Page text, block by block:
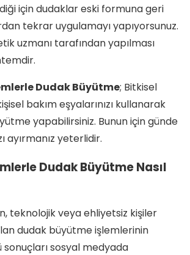
için dudaklar eski formuna geri
tekrar uygulamayı yapıyorsunuz.
uzmanı tarafından yapılması
Dudak Büyütme; Bitkisel
bakım eşyalarınızı kullanarak
yapabilirsiniz. Bunun için günde
ayırmanız yeterlidir.
Dudak Büyütme Nasıl
teknolojik veya ehliyetsiz kişiler
dudak büyütme işlemlerinin
sosyal medyada